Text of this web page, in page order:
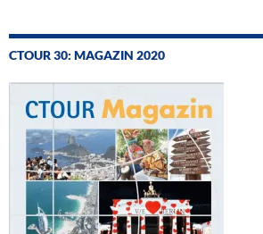
CTOUR 30: MAGAZIN 2020